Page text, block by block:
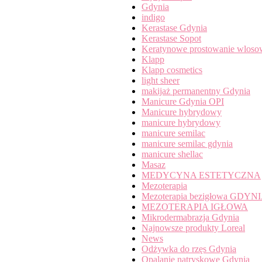
Gdynia
indigo
Kerastase Gdynia
Kerastase Sopot
Keratynowe prostowanie
Klapp
Klapp cosmetics
light sheer
makijaż permanentny Gdynia
Manicure Gdynia OPI
Manicure hybrydowy
manicure hybrydowy
manicure semilac
manicure semilac gdynia
manicure shellac
Masaz
MEDYCYNA ESTETYCZNA
Mezoterapia
Mezoterapia bezigłowa
MEZOTERAPIA IGŁOWA
Mikrodermabrazja Gdynia
Najnowsze produkty Loreal
News
Odżywka do rzęs Gdynia
Opalanie natryskowe Gdynia